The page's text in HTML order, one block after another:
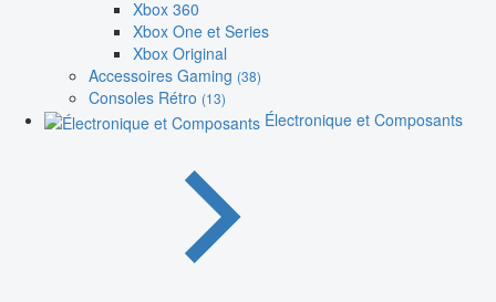
Xbox 360
Xbox One et Series
Xbox Original
Accessoires Gaming (38)
Consoles Rétro (13)
Électronique et Composants